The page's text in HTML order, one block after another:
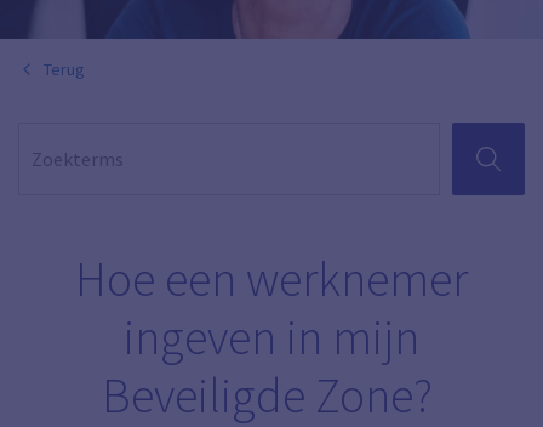
Terug
ZOEKEN
Hoe een werknemer
ingeven in mijn
Beveiligde Zone?